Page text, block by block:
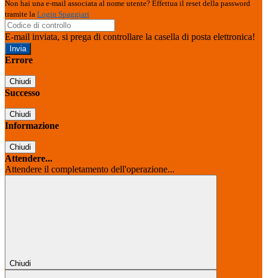
Non hai una e-mail associata al nome utente? Effettua il reset della password
tramite la Login Spaggiari
E-mail inviata, si prega di controllare la casella di posta elettronica!
Errore
Chiudi
Successo
Chiudi
Informazione
Chiudi
Attendere...
Attendere il completamento dell'operazione...
Chiudi